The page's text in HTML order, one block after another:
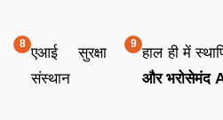
एआई सुरक्षा
संस्थान
हाल ही में
और भरोसेमंद